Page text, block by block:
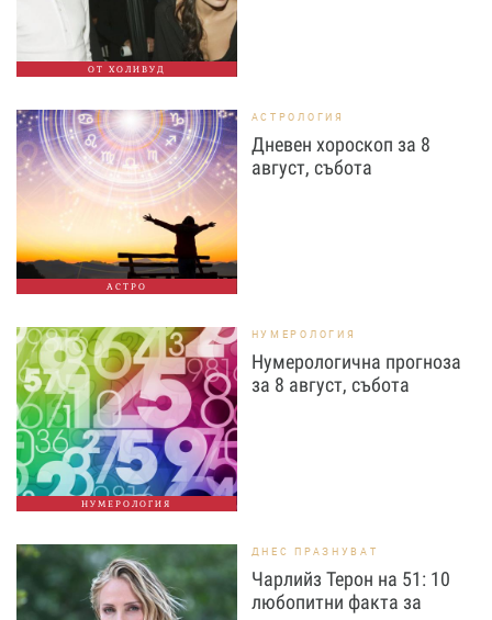
ОТ ХОЛИВУД
АСТРО
АСТРОЛОГИЯ
Дневен хороскоп за 8
август, събота
НУМЕРОЛОГИЯ
НУМЕРОЛОГИЯ
Нумерологична прогноза
за 8 август, събота
ДНЕС ПРАЗНУВАТ
Чарлийз Терон на 51: 10
любопитни факта за